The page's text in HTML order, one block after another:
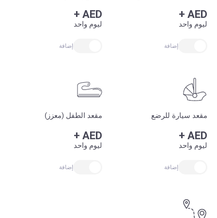
+AED
ليوم واحد
إضافة
+AED
ليوم واحد
إضافة
مقعد سيارة للرضع
+AED
ليوم واحد
إضافة
مقعد الطفل (معزز)
+AED
ليوم واحد
إضافة